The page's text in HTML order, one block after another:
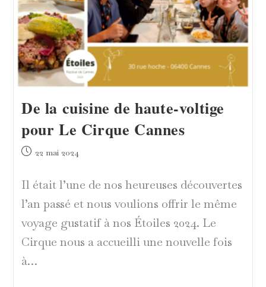
De la cuisine de haute-voltige
pour Le Cirque Cannes
Publication
22 mai 2024
Il était l’une de nos heureuses découvertes
l’an passé et nous voulions offrir le même
voyage gustatif à nos Étoiles 2024. Le
Cirque nous a accueilli une nouvelle fois
à…